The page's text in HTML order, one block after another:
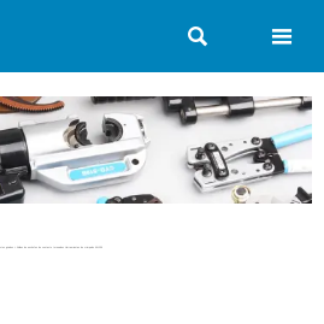
 
girados